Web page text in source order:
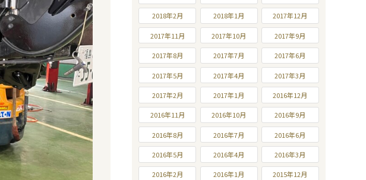
2018年2月 2018年1月 2017年12月
2017年11月 2017年10月 2017年9月
2017年8月 2017年7月 2017年6月
2017年5月 2017年4月 2017年3月
2017年2月 2017年1月 2016年12月
2016年11月 2016年10月 2016年9月
2016年8月 2016年7月 2016年6月
2016年5月 2016年4月 2016年3月
2016年2月 2016年1月 2015年12月